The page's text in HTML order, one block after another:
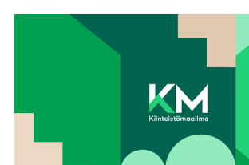
muutaman kuukauden hintojen nousun
pysähtymisen.
korjattu selkeästi alaspäin; Ukrainan
aiheuttamat epävarmuudet ja sen
elinkustannusten hintapaineet ovat
merkittävästi hinnankorotusodotuksia”,
Kiinteistömaailma Oy:n toimitusjohtaja
Perheasuntojen kysynnän odotetaan
vilkkaana, mutta pienistä